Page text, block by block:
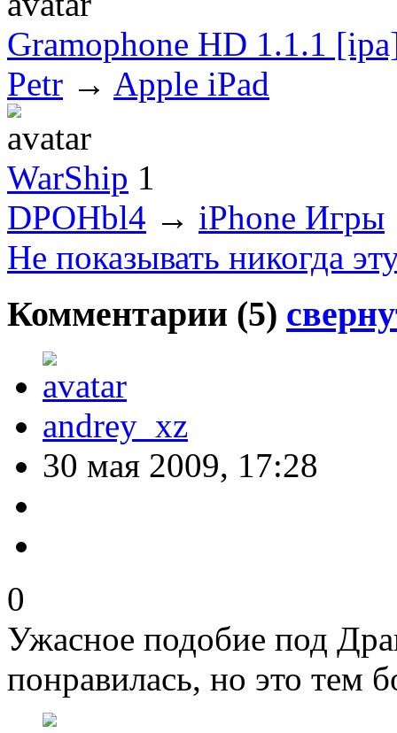
Gramophone HD 1.1.1
Petr → Apple iPad
WarShip 1
DPOHbl4 → iPhone Игры
Не показывать никогда
Комментарии (5)
andrey_xz
30 мая 2009, 17:28
0
Ужасное подобие под
понравилась, но это тем